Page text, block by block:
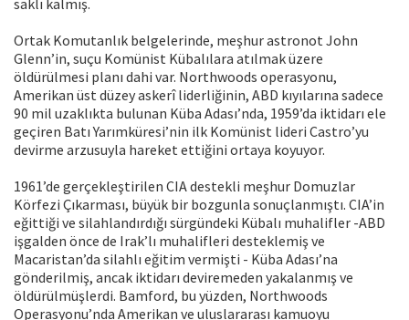
saklı kalmış.
Ortak Komutanlık belgelerinde, meşhur astronot John
Glenn’in, suçu Komünist Kübalılara atılmak üzere
öldürülmesi planı dahi var. Northwoods operasyonu,
Amerikan üst düzey askerî liderliğinin, ABD kıyılarına sadece
90 mil uzaklıkta bulunan Küba Adası’nda, 1959’da iktidarı ele
geçiren Batı Yarımküresi’nin ilk Komünist lideri Castro’yu
devirme arzusuyla hareket ettiğini ortaya koyuyor.
1961’de gerçekleştirilen CIA destekli meşhur Domuzlar
Körfezi Çıkarması, büyük bir bozgunla sonuçlanmıştı. CIA’in
eğittiği ve silahlandırdığı sürgündeki Kübalı muhalifler -ABD
işgalden önce de Irak’lı muhalifleri desteklemiş ve
Macaristan’da silahlı eğitim vermişti - Küba Adası’na
gönderilmiş, ancak iktidarı deviremeden yakalanmış ve
öldürülmüşlerdi. Bamford, bu yüzden, Northwoods
Operasyonu’nda Amerikan ve uluslararası kamuoyu